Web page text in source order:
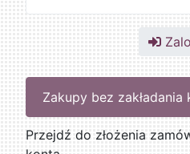
Zakupy bez zakładania
Przejdź do złożenia